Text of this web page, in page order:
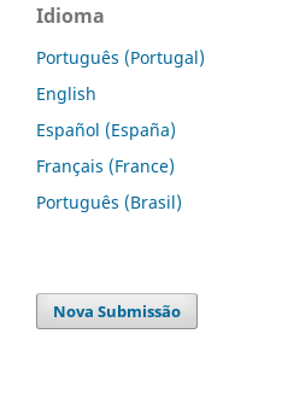
Idioma
Português (Portugal)
English
Español (España)
Français (France)
Português (Brasil)
Nova Submissão